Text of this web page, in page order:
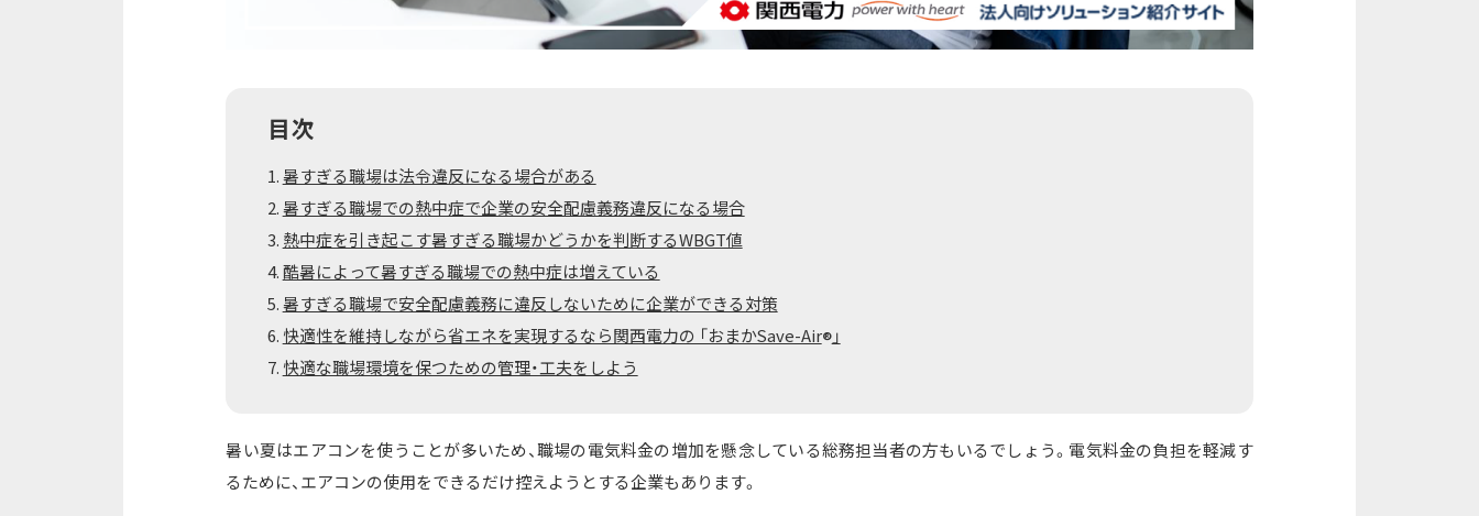
目次
暑すぎる職場は法令違反になる場合がある
暑すぎる職場での熱中症で企業の安全配慮義務違反になる場合
熱中症を引き起こす暑すぎる職場かどうかを判断するWBGT値
酷暑によって暑すぎる職場での熱中症は増えている
暑すぎる職場で安全配慮義務に違反しないために企業ができる対策
快適性を維持しながら省エネを実現するなら関西電力の 「おまかSave-Air®」
快適な職場環境を保つための管理・工夫をしよう
暑い夏はエアコンを使うことが多いため、職場の電気料金の増加を懸念している総務担当者の方もいるでしょう。電気料金の負担を軽減す
るために、エアコンの使用をできるだけ控えようとする企業もあります。